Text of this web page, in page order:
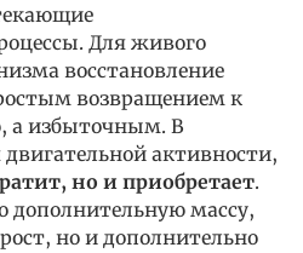
Для живого
восстановление
возвращением к
а избыточным. В
двигательной активности,
но и приобретает.
дополнительную массу,
но и дополнительно